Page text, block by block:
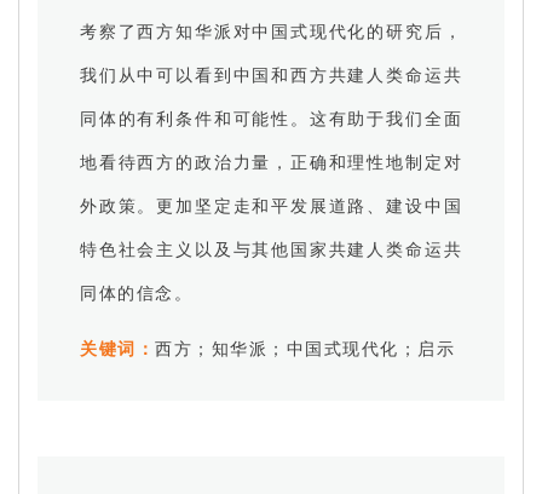
考察了西方知华派对中国式现代化的研究后，
我们从中可以看到中国和西方共建人类命运共
同体的有利条件和可能性。这有助于我们全面
地看待西方的政治力量，正确和理性地制定对
外政策。更加坚定走和平发展道路、建设中国
特色社会主义以及与其他国家共建人类命运共
同体的信念。
关键词： 西方；知华派；中国式现代化；启示